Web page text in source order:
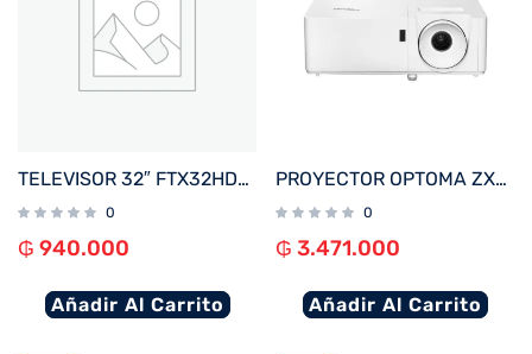
TELEVISOR 32″ FTX32HDV1 HD SMART/HDMI/USB/AND 14 BORDE INFINITO
0
₲ 940.000
Añadir Al Carrito
PROYECTOR OPTOMA ZX300 3500L XGA LASER 3D/2HDMI/VGA/USB/BLANCO
0
₲ 3.471.000
Añadir Al Carrito